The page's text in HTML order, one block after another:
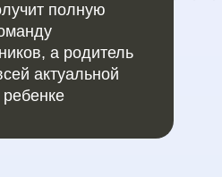
полную
а родитель
актуальной
вузах